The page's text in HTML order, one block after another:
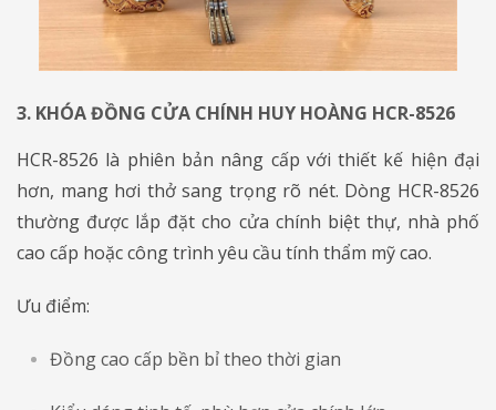
3. KHÓA ĐỒNG CỬA CHÍNH HUY HOÀNG HCR-8526
HCR-8526 là phiên bản nâng cấp với thiết kế hiện đại
hơn, mang hơi thở sang trọng rõ nét. Dòng HCR-8526
thường được lắp đặt cho cửa chính biệt thự, nhà phố
cao cấp hoặc công trình yêu cầu tính thẩm mỹ cao.
Ưu điểm:
Đồng cao cấp bền bỉ theo thời gian